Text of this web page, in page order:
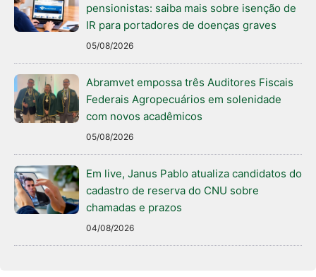
pensionistas: saiba mais sobre isenção de
IR para portadores de doenças graves
05/08/2026
Abramvet empossa três Auditores Fiscais
Federais Agropecuários em solenidade
com novos acadêmicos
05/08/2026
Em live, Janus Pablo atualiza candidatos do
cadastro de reserva do CNU sobre
chamadas e prazos
04/08/2026